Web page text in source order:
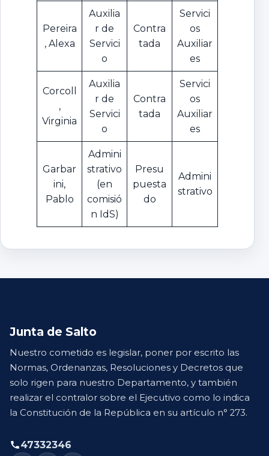
Pereira
, Alexa
Auxilia
r de
Servici
o
Contra
tada
Servici
os
Auxiliar
es
Corcoll
,
Virginia
Auxilia
r de
Servici
o
Contra
tada
Servici
os
Auxiliar
es
Garbar
ini,
Pablo
Admini
strativo
(en
comisió
n IdS)
Presu
puesta
do
Admini
strativo
Junta de Salto
Nuestro cometido es legislar, poner por escrito las
Normas, Ordenanzas, Resoluciones y Decretos que
solo rigen para nuestro Departamento, y también
realizar el contralor sobre el Ejecutivo como lo indica
la Constitución de la República en su artículo n° 273.
47332346